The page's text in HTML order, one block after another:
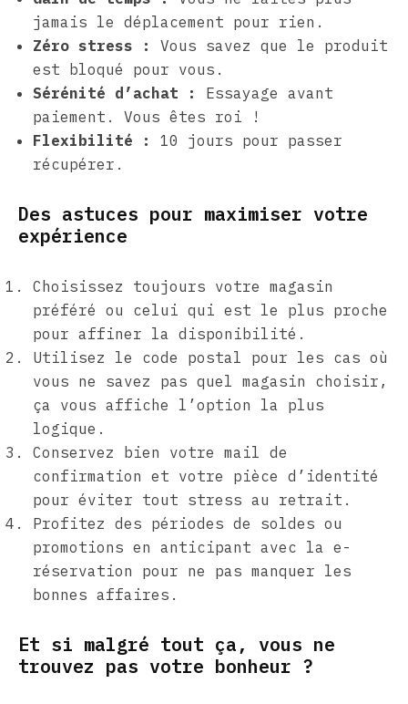
jamais le déplacement pour rien.
Zéro stress :
Vous savez que le produit
est bloqué pour vous.
Sérénité d’achat :
Essayage avant
paiement. Vous êtes roi !
Flexibilité :
10 jours pour passer
récupérer.
Des astuces pour maximiser votre
expérience
Choisissez toujours votre magasin
préféré ou celui qui est le plus proche
pour affiner la disponibilité.
Utilisez le code postal pour les cas où
vous ne savez pas quel magasin choisir,
ça vous affiche l’option la plus
logique.
Conservez bien votre mail de
confirmation et votre pièce d’identité
pour éviter tout stress au retrait.
Profitez des périodes de soldes ou
promotions en anticipant avec la e-
réservation pour ne pas manquer les
bonnes affaires.
Et si malgré tout ça, vous ne
trouvez pas votre bonheur ?